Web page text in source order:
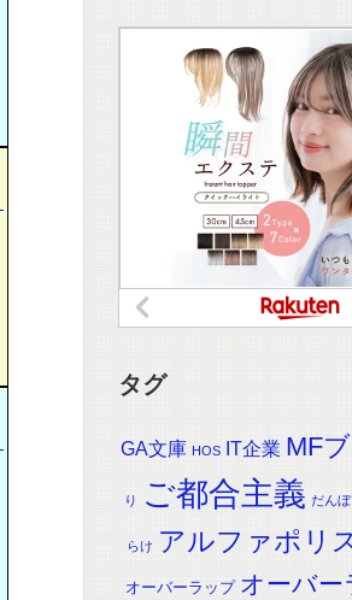
タグ
GA文庫 HOS IT企業 MF
り ご都合主義 だんぼ
らけ アルファポリ
オーバーラップ オーバー